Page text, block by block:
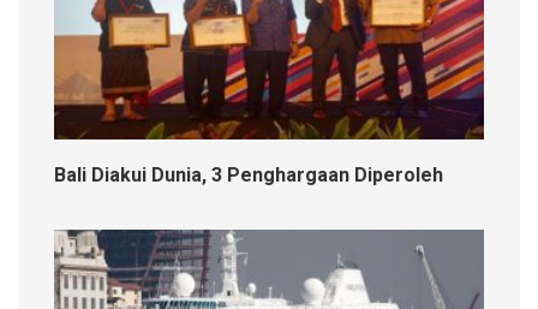
Bali Diakui Dunia, 3 Penghargaan Diperoleh